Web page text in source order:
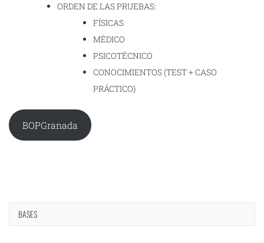
ORDEN DE LAS PRUEBAS:
FÍSICAS
MÉDICO
PSICOTÉCNICO
CONOCIMIENTOS (TEST + CASO
PRÁCTICO)
BOPGranada
BASES